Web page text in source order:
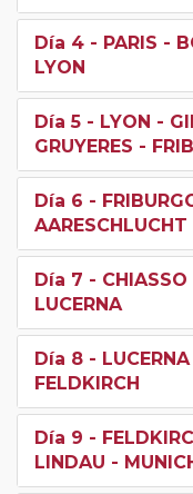
Día 4 - PARIS -
LYON
Día 5 - LYON -
GRUYERES -
Día 6 -
Día 7 -
LUCERNA
Día 8 -
FELDKIRCH
Día 9 -
LINDAU -